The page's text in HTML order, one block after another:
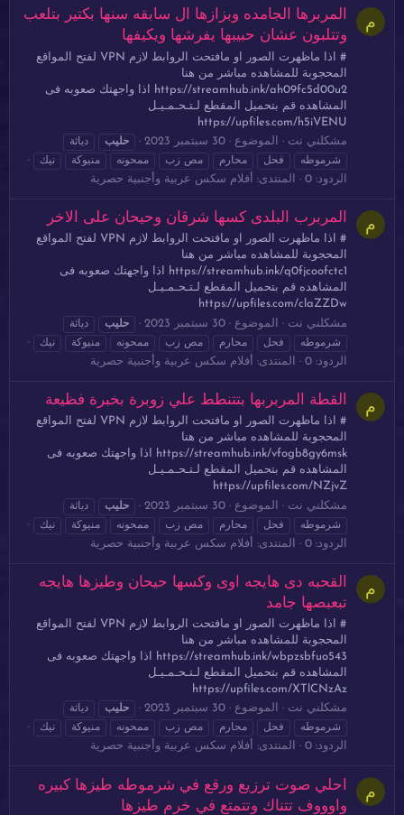
م
المربرها الجامده وبزازها ال سابقه سنها بكتير بتلعب
وتتلبون عشان حبيبها يفرشها ويكيفها
# اذا ماظهرت الصور او مافتحت الروابط لازم VPN لفتح المواقع
المحجوبة للمشاهده مباشر من هنا
https://streamhub.ink/ah09fc5d00u2 اذا واجهتك صعوبه فى
المشاهده قم بتحميل المقطع لـتـحـمـيـل
https://upfiles.com/h5iVENU
مشكلني نت
الموضوع 30 سبتمبر 2023 حليب
دياثة
شرموطه
فحل محارم مص زب ممحونه منيوكة نيك
الردود: 0 المنتدى: أفلام سكس عربية وأجنبية حصرية
م المربرب البلدى كسها شرقان وحيحان على الاخر
# اذا ماظهرت الصور او مافتحت الروابط لازم VPN لفتح المواقع
المحجوبة للمشاهده مباشر من هنا
https://streamhub.ink/q0fjcoofctc1 اذا واجهتك صعوبه فى
المشاهده قم بتحميل المقطع لـتـحـمـيـل
https://upfiles.com/claZZDw
مشكلني نت
الموضوع 30 سبتمبر 2023 حليب
دياثة
شرموطه
فحل محارم مص زب ممحونه منيوكة نيك
الردود: 0 المنتدى: أفلام سكس عربية وأجنبية حصرية
م القطة المربربها بتتنطط علي زوبرة بخبرة فظيعة
# اذا ماظهرت الصور او مافتحت الروابط لازم VPN لفتح المواقع
المحجوبة للمشاهده مباشر من هنا
https://streamhub.ink/vfogb8gy6msk اذا واجهتك صعوبه فى
المشاهده قم بتحميل المقطع لـتـحـمـيـل
https://upfiles.com/NZjvZ
مشكلني نت
الموضوع 30 سبتمبر 2023 حليب
دياثة
شرموطه
فحل محارم مص زب ممحونه منيوكة نيك
الردود: 0 المنتدى: أفلام سكس عربية وأجنبية حصرية
م
القحبه دى هايجه اوى وكسها حيحان وطيزها هايجه
تبعبصها جامد
# اذا ماظهرت الصور او مافتحت الروابط لازم VPN لفتح المواقع
المحجوبة للمشاهده مباشر من هنا
https://streamhub.ink/wbpzsbfuo543 اذا واجهتك صعوبه فى
المشاهده قم بتحميل المقطع لـتـحـمـيـل
https://upfiles.com/XTlCNzAz
مشكلني نت
الموضوع 30 سبتمبر 2023 حليب
دياثة
شرموطه
فحل محارم مص زب ممحونه منيوكة نيك
الردود: 0 المنتدى: أفلام سكس عربية وأجنبية حصرية
م
احلي صوت ترزيع ورقع في شرموطه طيزها كبيره
واوووف تتناك وتتمتع في خرم طيزها